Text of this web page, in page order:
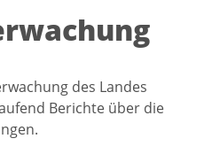
des Landes
Berichte über die